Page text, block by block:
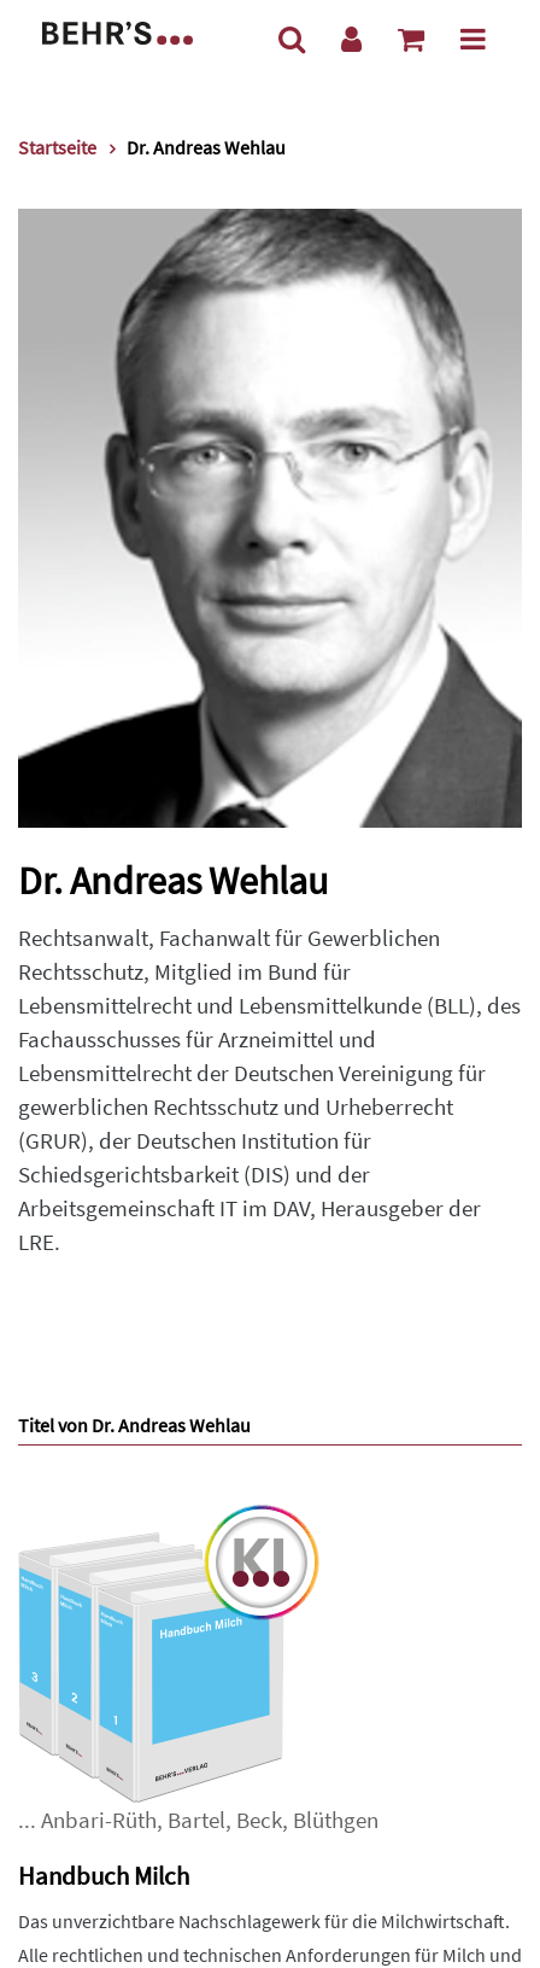
Startseite Dr. Andreas Wehlau
Dr. Andreas Wehlau
Rechtsanwalt, Fachanwalt für Gewerblichen
Rechtsschutz, Mitglied im Bund für
Lebensmittelrecht und Lebensmittelkunde (BLL), des
Fachausschusses für Arzneimittel und
Lebensmittelrecht der Deutschen Vereinigung für
gewerblichen Rechtsschutz und Urheberrecht
(GRUR), der Deutschen Institution für
Schiedsgerichtsbarkeit (DIS) und der
Arbeitsgemeinschaft IT im DAV, Herausgeber der
LRE.
Titel von Dr. Andreas Wehlau
... Anbari-Rüth, Bartel, Beck, Blüthgen
Handbuch Milch
Das unverzichtbare Nachschlagewerk für die Milchwirtschaft.
Alle rechtlichen und technischen Anforderungen für Milch und